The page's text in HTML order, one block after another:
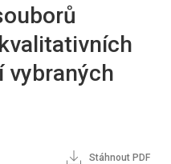
vybraných
Stáhnout PDF